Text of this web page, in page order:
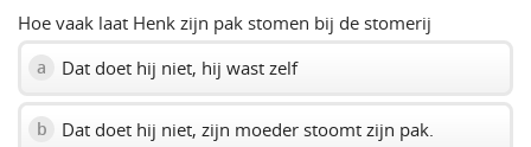
Hoe vaak laat Henk zijn pak stomen bij de stomerij
a Dat doet hij niet, hij wast zelf
b Dat doet hij niet, zijn moeder stoomt zijn pak.